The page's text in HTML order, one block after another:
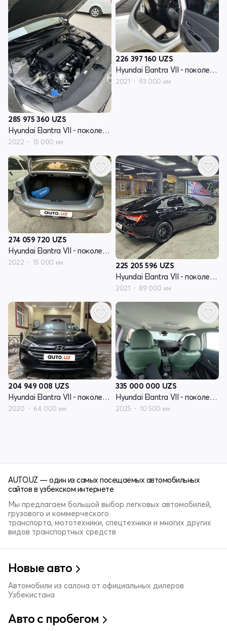
285 975 360 UZS
Hyundai Elantra VII - поколение (CN7)
2022 15 000 км
226 397 160 UZS
Hyundai Elantra VII - поколение (CN7)
2021 93 000 км
274 059 720 UZS
Hyundai Elantra VII - поколение (CN7)
2022 15 000 км 225 205 596 UZS
Hyundai Elantra VII - поколение (CN7)
2021 89 000 км
204 949 008 UZS
Hyundai Elantra VII - поколение (CN7)
2020 64 000 км
335 000 000 UZS
Hyundai Elantra VII - поколение рестайлинг (CN7)
2025 10 500 км
AUTO.UZ — один из самых посещаемых автомобильных
сайтов в узбекском интернете
Мы предлагаем большой выбор легковых автомобилей,
грузового и коммерческого
транспорта, мототехники, спецтехники и многих других
видов транспортных средств
Новые авто
Автомобили из салона от официальных дилеров
Узбекистана
Авто с пробегом